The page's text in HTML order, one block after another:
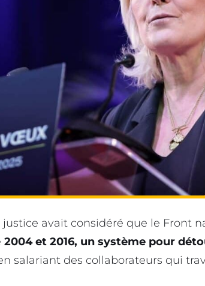
avait considéré que le Front
2004 et 2016, un système pour
salariant des collaborateurs qui